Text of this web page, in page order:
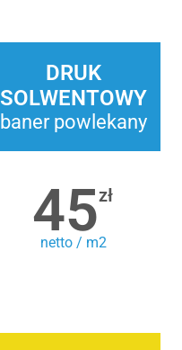
DRUK
SOLWENTOWY
baner powlekany
45zł
netto / m2